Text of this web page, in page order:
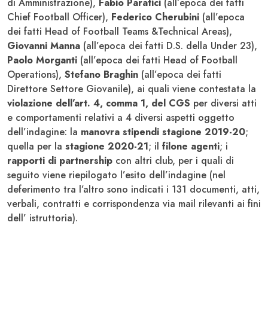
Chief Football Officer), Federico Cherubini (all’epoca
dei fatti Head of Football Teams &Technical Areas),
Giovanni Manna (all’epoca dei fatti D.S. della Under 23),
Paolo Morganti (all’epoca dei fatti Head of Football
Operations), Stefano Braghin (all’epoca dei fatti
Direttore Settore Giovanile), ai quali viene contestata la
violazione dell’art. 4, comma 1, del CGS per diversi atti
e comportamenti relativi a 4 diversi aspetti oggetto
dell’indagine: la manovra stipendi stagione 2019-20;
quella per la stagione 2020-21; il filone agenti; i
rapporti di partnership con altri club, per i quali di
seguito viene riepilogato l’esito dell’indagine (nel
deferimento tra l’altro sono indicati i 131 documenti, atti,
verbali, contratti e corrispondenza via mail rilevanti ai fini
dell’ istruttoria).